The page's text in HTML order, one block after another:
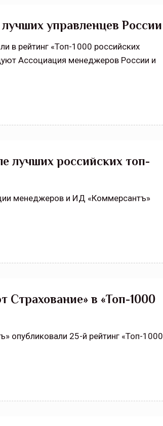
управленцев России
в рейтинг «Топ-1000 российских
Ассоциация менеджеров России и
лучших российских топ-
менеджеров и ИД «Коммерсантъ»
в «Топ-1000
опубликовали 25-й рейтинг «Топ-1000